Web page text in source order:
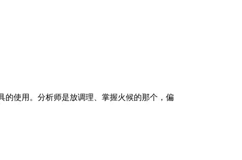
使用。分析师是放调理、掌握火候的那个，偏